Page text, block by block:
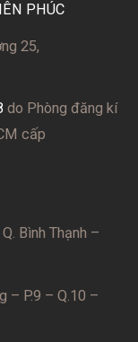
PHÚC
25,
do Phòng đăng kí
cấp
Bình Thạnh –
– P.9 – Q.10 –